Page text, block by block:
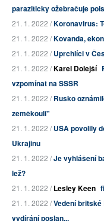
paraziticky ožebračuje
21. 1. 2022 /Koronavirus:
21. 1. 2022 /Kovanda,
21. 1. 2022 /Uprchlíci v
21. 1. 2022 /Karel Dolejší
vzpomínat na SSSR
21. 1. 2022 /Rusko
zeměkouli"
21. 1. 2022 /USA povolily
Ukrajinu
21. 1. 2022 /Je vyhlášení
lež?
21. 1. 2022 /Lesley Keen
21. 1. 2022 /Vedení
vydírání poslan...